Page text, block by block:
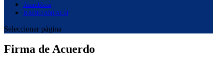
Asambleas
RADIO ANFACH
Seleccionar página
Firma de Acuerdo